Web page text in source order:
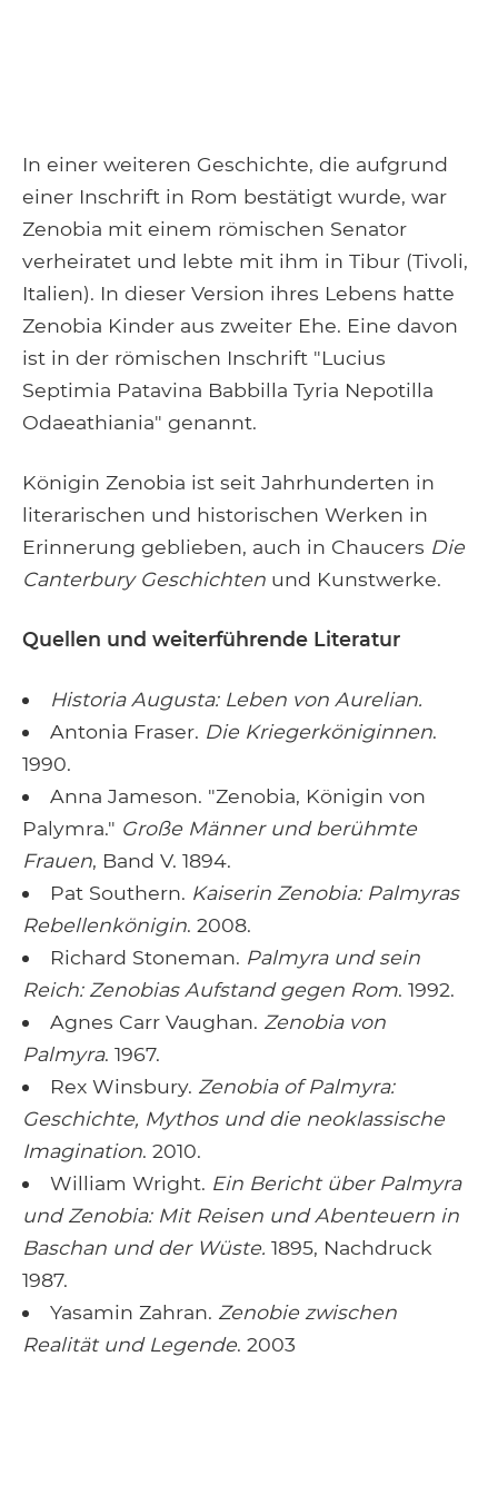
In einer weiteren Geschichte, die aufgrund
einer Inschrift in Rom bestätigt wurde, war
Zenobia mit einem römischen Senator
verheiratet und lebte mit ihm in Tibur (Tivoli,
Italien). In dieser Version ihres Lebens hatte
Zenobia Kinder aus zweiter Ehe. Eine davon
ist in der römischen Inschrift "Lucius
Septimia Patavina Babbilla Tyria Nepotilla
Odaeathiania" genannt.
Königin Zenobia ist seit Jahrhunderten in
literarischen und historischen Werken in
Erinnerung geblieben, auch in Chaucers Die
Canterbury Geschichten und Kunstwerke.
Quellen und weiterführende Literatur
Historia Augusta: Leben von Aurelian.
Antonia Fraser. Die Kriegerköniginnen.
1990.
Anna Jameson. "Zenobia, Königin von
Palymra." Große Männer und berühmte
Frauen, Band V. 1894.
Pat Southern. Kaiserin Zenobia: Palmyras
Rebellenkönigin. 2008.
Richard Stoneman. Palmyra und sein
Reich: Zenobias Aufstand gegen Rom. 1992.
Agnes Carr Vaughan. Zenobia von
Palmyra. 1967.
Rex Winsbury. Zenobia of Palmyra:
Geschichte, Mythos und die neoklassische
Imagination. 2010.
William Wright. Ein Bericht über Palmyra
und Zenobia: Mit Reisen und Abenteuern in
Baschan und der Wüste. 1895, Nachdruck
1987.
Yasamin Zahran. Zenobie zwischen
Realität und Legende. 2003